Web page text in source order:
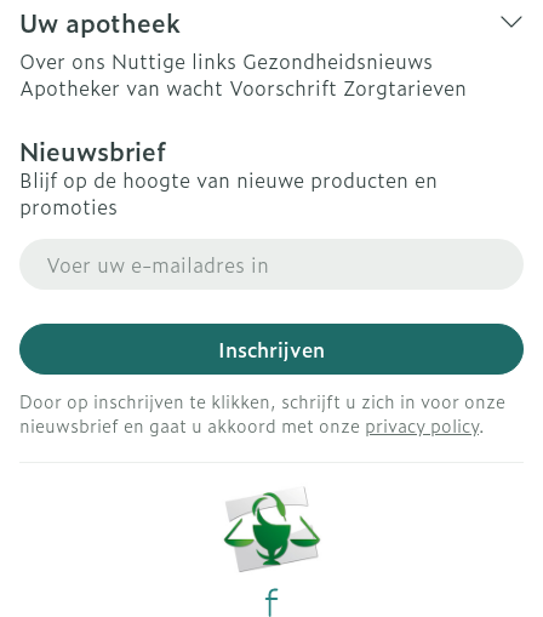
Uw apotheek
Over ons Nuttige links Gezondheidsnieuws
Apotheker van wacht Voorschrift Zorgtarieven
Nieuwsbrief
Blijf op de hoogte van nieuwe producten en
promoties
Inschrijven
Door op inschrijven te klikken, schrijft u zich in voor onze
nieuwsbrief en gaat u akkoord met onze privacy policy.